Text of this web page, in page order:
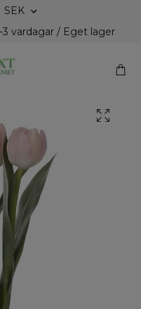
SEK
3 vardagar / Eget lager